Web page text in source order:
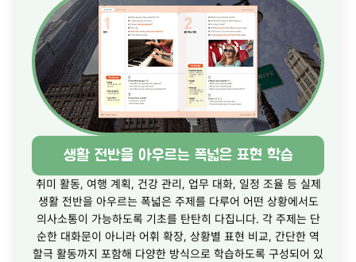
생활 전반을 아우르는 폭넓은 표현 학습
취미 활동, 여행 계획, 건강 관리, 업무 대화, 일정 조율 등 실제
생활 전반을 아우르는 폭넓은 주제를 다루어 어떤 상황에서도
의사소통이 가능하도록 기초를 탄탄히 다집니다. 각 주제는 단
순한 대화문이 아니라 어휘 확장, 상황별 표현 비교, 간단한 역
할극 활동까지 포함해 다양한 방식으로 학습하도록 구성되어 있